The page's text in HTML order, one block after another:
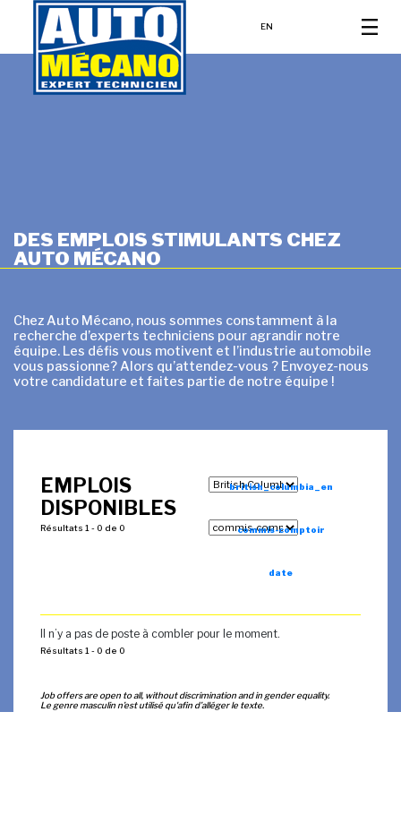
EN
DES EMPLOIS STIMULANTS CHEZ
AUTO MÉCANO
Chez Auto Mécano, nous sommes constamment à la
recherche d’experts techniciens pour agrandir notre
équipe. Les défis vous motivent et l’industrie automobile
vous passionne? Alors qu’attendez-vous ? Envoyez-nous
votre candidature et faites partie de notre équipe !
EMPLOIS
DISPONIBLES
Résultats 1 - 0 de 0
british_columbia_en
commis-comptoir
date
Il n’y a pas de poste à combler pour le moment.
Résultats 1 - 0 de 0
Job offers are open to all, without discrimination and in gender equality.
Le genre masculin n’est utilisé qu'afin d’alléger le texte.